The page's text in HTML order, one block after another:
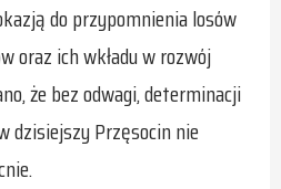
do przypomnienia losów
oraz ich wkładu w rozwój
że bez odwagi, determinacji
dzisiejszy Przęsocin nie